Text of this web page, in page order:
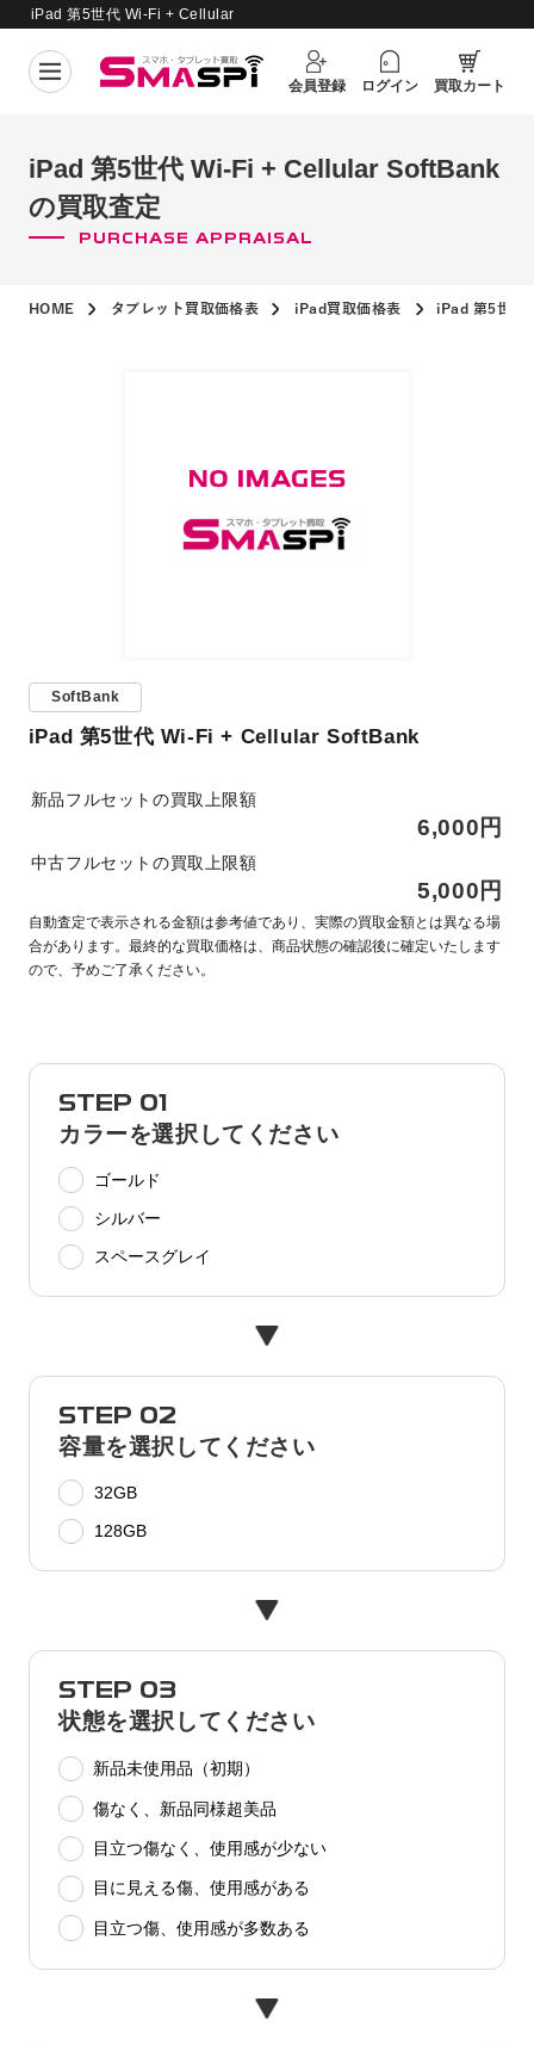
iPad 第5世代 Wi-Fi + Cellular
会員登録 ログイン 買取カート
iPad 第5世代 Wi-Fi + Cellular SoftBank
の買取査定
PURCHASE APPRAISAL
HOME タブレット買取価格表 iPad買取価格表 iPad 第5世代
SoftBank
iPad 第5世代 Wi-Fi + Cellular SoftBank
新品フルセットの買取上限額
6,000円
中古フルセットの買取上限額
5,000円
自動査定で表示される金額は参考値であり、実際の買取金額とは異なる場
合があります。最終的な買取価格は、商品状態の確認後に確定いたします
ので、予めご了承ください。
STEP 01
カラーを選択してください
ゴールド
シルバー
スペースグレイ
STEP 02
容量を選択してください
32GB
128GB
STEP 03
状態を選択してください
新品未使用品（初期）
傷なく、新品同様超美品
目立つ傷なく、使用感が少ない
目に見える傷、使用感がある
目立つ傷、使用感が多数ある